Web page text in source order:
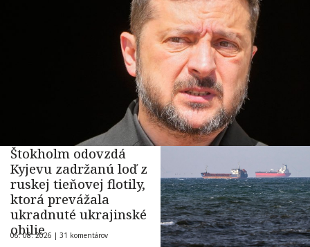
Štokholm odovzdá
Kyjevu zadržanú loď z
ruskej tieňovej flotily,
ktorá prevážala
ukradnuté ukrajinské
obilie
06. 08. 2026 | 31 komentárov